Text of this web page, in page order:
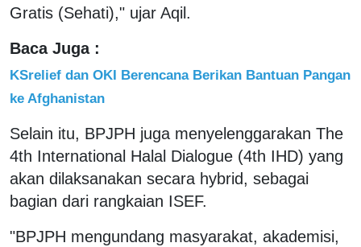
Gratis (Sehati)," ujar Aqil.
Baca Juga :
KSrelief dan OKI Berencana Berikan Bantuan Pangan
ke Afghanistan
Selain itu, BPJPH juga menyelenggarakan The
4th International Halal Dialogue (4th IHD) yang
akan dilaksanakan secara hybrid, sebagai
bagian dari rangkaian ISEF.
"BPJPH mengundang masyarakat, akademisi,